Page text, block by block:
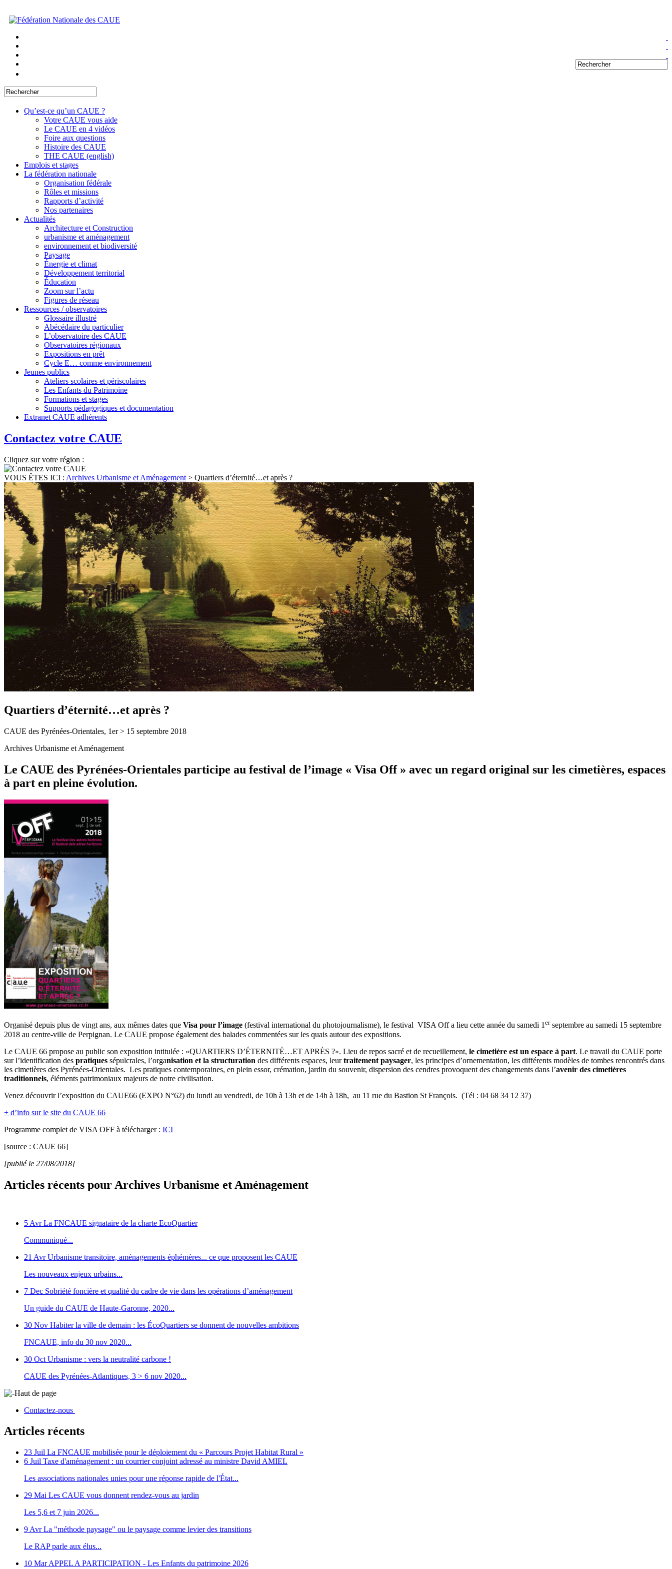
Qu’est-ce qu’un CAUE ?
Votre CAUE vous aide
Le CAUE en 4 vidéos
Foire aux questions
Histoire des CAUE
THE CAUE (english)
Emplois et stages
La fédération nationale
Organisation fédérale
Rôles et missions
Rapports d’activité
Nos partenaires
Actualités
Architecture et Construction
urbanisme et aménagement
environnement et biodiversité
Paysage
Énergie et climat
Développement territorial
Éducation
Zoom sur l’actu
Figures de réseau
Ressources / observatoires
Glossaire illustré
Abécédaire du particulier
L’observatoire des CAUE
Observatoires régionaux
Expositions en prêt
Cycle E… comme environnement
Jeunes publics
Ateliers scolaires et périscolaires
Les Enfants du Patrimoine
Formations et stages
Supports pédagogiques et documentation
Extranet CAUE adhérents
Contactez votre CAUE
Cliquez sur votre région :
VOUS ÊTES ICI : Archives Urbanisme et Aménagement > Quartiers d’éternité…et après ?
Quartiers d’éternité…et après ?
CAUE des Pyrénées-Orientales, 1er > 15 septembre 2018
Archives Urbanisme et Aménagement
Le CAUE des Pyrénées-Orientales participe au festival de l’image « Visa Off » avec un regard original sur les cimetières, espaces
à part en pleine évolution.
Organisé depuis plus de vingt ans, aux mêmes dates que Visa pour l’image (festival international du photojournalisme), le festival VISA Off a lieu cette année du samedi 1erseptembre au samedi 15 septembre
2018 au centre-ville de Perpignan. Le CAUE propose également des balades commentées sur les quais autour des expositions.
Le CAUE 66 propose au public son exposition intitulée : «QUARTIERS D’ÉTERNITÉ…ET APRÈS ?». Lieu de repos sacré et de recueillement, le cimetière est un espace à part. Le travail du CAUE porte
sur l’identification des pratiques sépulcrales, l’organisation et la structuration des différents espaces, leurtraitement paysager, les principes d’ornementation, les différents modèles de tombes rencontrés dans
les cimetières des Pyrénées-Orientales. Les pratiques contemporaines, en plein essor, crémation, jardin du souvenir, dispersion des cendres provoquent des changements dans l’avenir des cimetières
traditionnels, éléments patrimoniaux majeurs de notre civilisation.
Venez découvrir l’exposition du CAUE66 (EXPO N°62) du lundi au vendredi, de 10h à 13h et de 14h à 18h, au 11 rue du Bastion St François. (Tél : 04 68 34 12 37)
+ d’info sur le site du CAUE 66
Programme complet de VISA OFF à télécharger : ICI
[source : CAUE 66]
[publié le 27/08/2018]
Articles récents pour Archives Urbanisme et Aménagement
5 Avr La FNCAUE signataire de la charte EcoQuartier
Communiqué...
21 Avr Urbanisme transitoire, aménagements éphémères... ce que proposent les CAUE
Les nouveaux enjeux urbains...
7 Dec Sobriété foncière et qualité du cadre de vie dans les opérations d’aménagement
Un guide du CAUE de Haute-Garonne, 2020...
30 Nov Habiter la ville de demain : les ÉcoQuartiers se donnent de nouvelles ambitions
FNCAUE, info du 30 nov 2020...
30 Oct Urbanisme : vers la neutralité carbone !
CAUE des Pyrénées-Atlantiques, 3 > 6 nov 2020...
Haut de page
Contactez-nous
Articles récents
23 Juil La FNCAUE mobilisée pour le déploiement du « Parcours Projet Habitat Rural »
6 Juil Taxe d'aménagement : un courrier conjoint adressé au ministre David AMIEL
Les associations nationales unies pour une réponse rapide de l'État...
29 Mai Les CAUE vous donnent rendez-vous au jardin
Les 5,6 et 7 juin 2026...
9 Avr La "méthode paysage" ou le paysage comme levier des transitions
Le RAP parle aux élus...
10 Mar APPEL A PARTICIPATION - Les Enfants du patrimoine 2026